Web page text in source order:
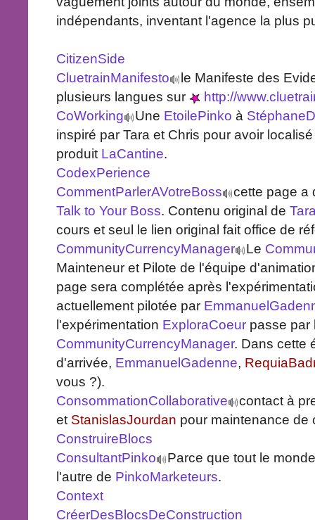
indépendants, inventant l'agence la plus
CitizenSide
CluetrainManifesto
le Manifeste des
plusieurs langues sur
http://
CoWorking
Une EtoilePinko à
inspiré par Tara et Chris pour avoir
produit LaCantine.
CodexPerience
CommentParlerAVotreBoss
cette page a
Talk to Your Boss. Contenu original de
cours et seul le lien original fait office de
CommunityCurrencyManager
Le
Mainteneur et Pilote de l'équipe
page sera complétée après
actuellement pilotée par
l'expérimentation ExploraCoeur passe par
CommunityCurrencyManager. Dans cette
d'arrivée, EmmanuelGadenne,
vous ?).
ConsommationCollaborative
contact à
et StanislasJourdan pour maintenance de
ConstruireBlocs
ConsultantPinko
Parce que tout le
l'autre de PinkoMarketeurs.
Context
CréerDesBlocsDeConstruction